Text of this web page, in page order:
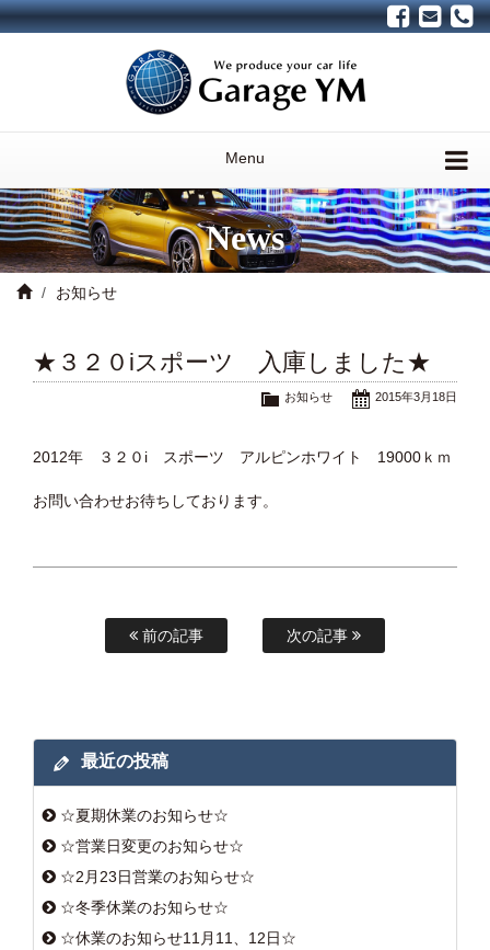
Menu
News
お知らせ
★３２０iスポーツ 入庫しました★
2015年3月18日
お知らせ
2012年 ３２０i スポーツ アルピンホワイト 19000ｋｍ
お問い合わせお待ちしております。
前の記事 次の記事
最近の投稿
☆夏期休業のお知らせ☆
☆営業日変更のお知らせ☆
☆2月23日営業のお知らせ☆
☆冬季休業のお知らせ☆
☆休業のお知らせ11月11、12日☆